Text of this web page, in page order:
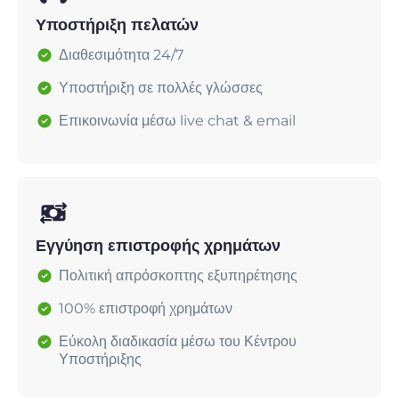
Υποστήριξη πελατών
Διαθεσιμότητα 24/7
Υποστήριξη σε πολλές γλώσσες
Επικοινωνία μέσω live chat & email
Εγγύηση επιστροφής χρημάτων
Πολιτική απρόσκοπτης εξυπηρέτησης
100% επιστροφή χρημάτων
Εύκολη διαδικασία μέσω του Κέντρου
Υποστήριξης